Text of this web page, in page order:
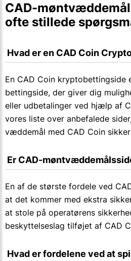
CAD-
ofte stillede
Hvad er en CAD Coin
En CAD Coin kryptobettingside
bettingside, der giver dig
eller udbetalinger ved hjælp af
vores liste over anbefalede
væddemål med CAD Coin
Er CAD-
En af de største fordele ved
at det kommer med ekstra
at stole på operatørens
beskyttelseslag tilføjet af CAD